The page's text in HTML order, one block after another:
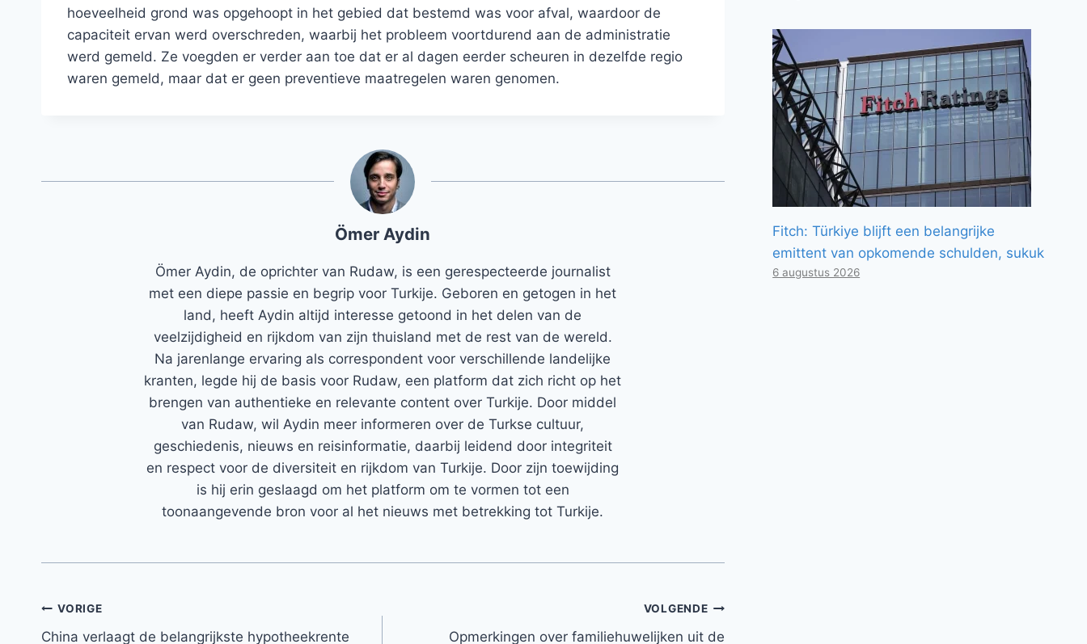
hoeveelheid grond was opgehoopt in het gebied dat bestemd was voor afval, waardoor de
capaciteit ervan werd overschreden, waarbij het probleem voortdurend aan de administratie
werd gemeld. Ze voegden er verder aan toe dat er al dagen eerder scheuren in dezelfde regio
waren gemeld, maar dat er geen preventieve maatregelen waren genomen.
Ömer Aydin
Ömer Aydin, de oprichter van Rudaw, is een gerespecteerde journalist
met een diepe passie en begrip voor Turkije. Geboren en getogen in het
land, heeft Aydin altijd interesse getoond in het delen van de
veelzijdigheid en rijkdom van zijn thuisland met de rest van de wereld.
Na jarenlange ervaring als correspondent voor verschillende landelijke
kranten, legde hij de basis voor Rudaw, een platform dat zich richt op het
brengen van authentieke en relevante content over Turkije. Door middel
van Rudaw, wil Aydin meer informeren over de Turkse cultuur,
geschiedenis, nieuws en reisinformatie, daarbij leidend door integriteit
en respect voor de diversiteit en rijkdom van Turkije. Door zijn toewijding
is hij erin geslaagd om het platform om te vormen tot een
toonaangevende bron voor al het nieuws met betrekking tot Turkije.
Bericht
VORIGE
China verlaagt de belangrijkste hypotheekrente
VOLGENDE
Opmerkingen over familiehuwelijken uit de
Fitch: Türkiye blijft een belangrijke
emittent van opkomende schulden, sukuk
6 augustus 2026